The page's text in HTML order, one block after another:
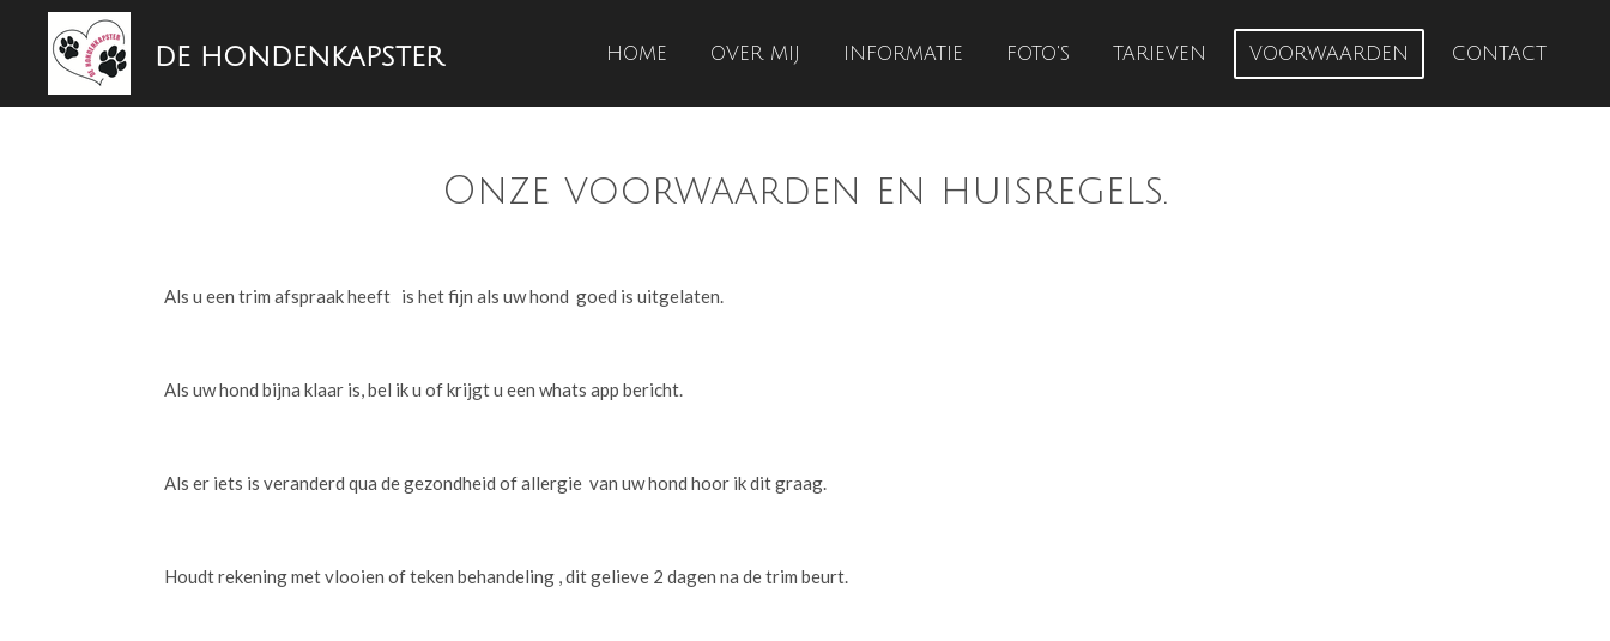
direct
de
DE HONDENKAPSTER HOME OVER MIJ INFORMATIE FOTO'S TARIEVEN VOORWAARDEN CONTACT
Onze voorwaarden en huisregels.
Als u een trim afspraak heeft is het fijn als uw hond goed is uitgelaten.
Als uw hond bijna klaar is, bel ik u of krijgt u een whats app bericht.
Als er iets is veranderd qua de gezondheid of allergie van uw hond hoor ik dit graag.
Houdt rekening met vlooien of teken behandeling , dit gelieve 2 dagen na de trim beurt.